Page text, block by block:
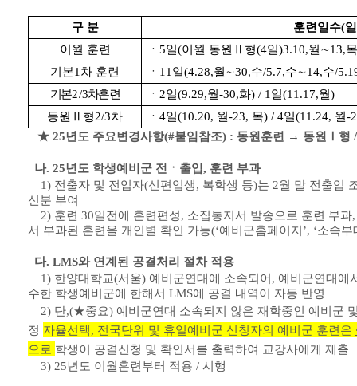
구 분 훈련일수(
이월 훈련
ㆍ5일(이월 동원Ⅱ형(4일)3.10,월∼13,목
기본1차 훈련
ㆍ11일(4.28,월∼30,수/5.7,수∼14,수/
기본2 / 3차훈련
ㆍ2일(9.29,월-30,화) / 1일(11.17,월)
동원Ⅱ형2/3차
ㆍ4일(10.20, 월-23, 목) / 4일(11.24, 월-
★ 25년도 주요변경사항(#붙임참조) : 동원훈련 → 동원Ⅰ형
나. 25년도 학생예비군 전ㆍ출입, 훈련 부과
1) 전출자 및 전입자(신편입생, 복학생 등)는 2월 말 전출입
신분 부여
2) 훈련 30일전에 훈련편성, 소집통지서 발송으로 훈련 부과,
서 부과된 훈련을 개인별 확인 가능(‘예비군홈페이지’, ‘소속
다. LMS와 연계된 공결처리 절차 적용
1) 한양대학교(서울) 예비군연대에 소속되어, 예비군연대에
수한 학생예비군에 한해서 LMS에 공결 내역이 자동 반영
2) 단,(★중요) 예비군연대 소속되지 않은 재학중인 예비군
정 자율선택, 전국단위 및 휴일예비군 신청자의 예비군 훈련은
으로 학생이 공결신청 및 확인서를 출력하여 교강사에게 제출
3) 25년도 이월훈련부터 적용 / 시행